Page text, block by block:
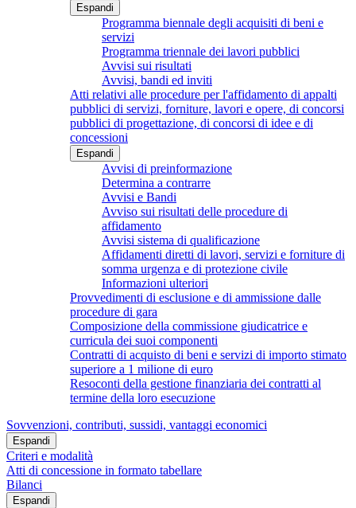
Espandi
Programma biennale degli acquisiti di beni e
servizi
Programma triennale dei lavori pubblici
Avvisi sui risultati
Avvisi, bandi ed inviti
Atti relativi alle procedure per l'affidamento di appalti
pubblici di servizi, forniture, lavori e opere, di concorsi
pubblici di progettazione, di concorsi di idee e di
concessioni
Espandi
Avvisi di preinformazione
Determina a contrarre
Avvisi e Bandi
Avviso sui risultati delle procedure di
affidamento
Avvisi sistema di qualificazione
Affidamenti diretti di lavori, servizi e forniture di
somma urgenza e di protezione civile
Informazioni ulteriori
Provvedimenti di esclusione e di ammissione dalle
procedure di gara
Composizione della commissione giudicatrice e
curricula dei suoi componenti
Contratti di acquisto di beni e servizi di importo stimato
superiore a 1 milione di euro
Resoconti della gestione finanziaria dei contratti al
termine della loro esecuzione
Sovvenzioni, contributi, sussidi, vantaggi economici
Espandi
Criteri e modalità
Atti di concessione in formato tabellare
Bilanci
Espandi